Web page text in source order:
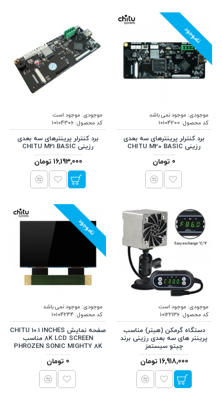
ناموجود
موجودی: موجود نمی باشد
کد محصول: 10104200
برد کنترلر پرینترهای سه بعدی
رزینی CHITU M20 BASIC
0 تومان
موجودی: موجود است
کد محصول: 10104306
برد کنترلر پرینترهای سه بعدی
رزینی CHITU M21 BASIC
16,193,000 تومان
موجودی: موجود است
کد محصول: 10122136
دستگاه گرمکن (هیتر) مناسب
پرینتر های سه بعدی رزینی برند
چیتو سیستمز
16,918,000 تومان
ناموجود
موجودی: موجود نمی باشد
کد محصول:10104244
صفحه نمایش CHITU 10.1 INCHES
8K LCD SCREEN مناسب
PHROZEN SONIC MIGHTY 8K
0 تومان